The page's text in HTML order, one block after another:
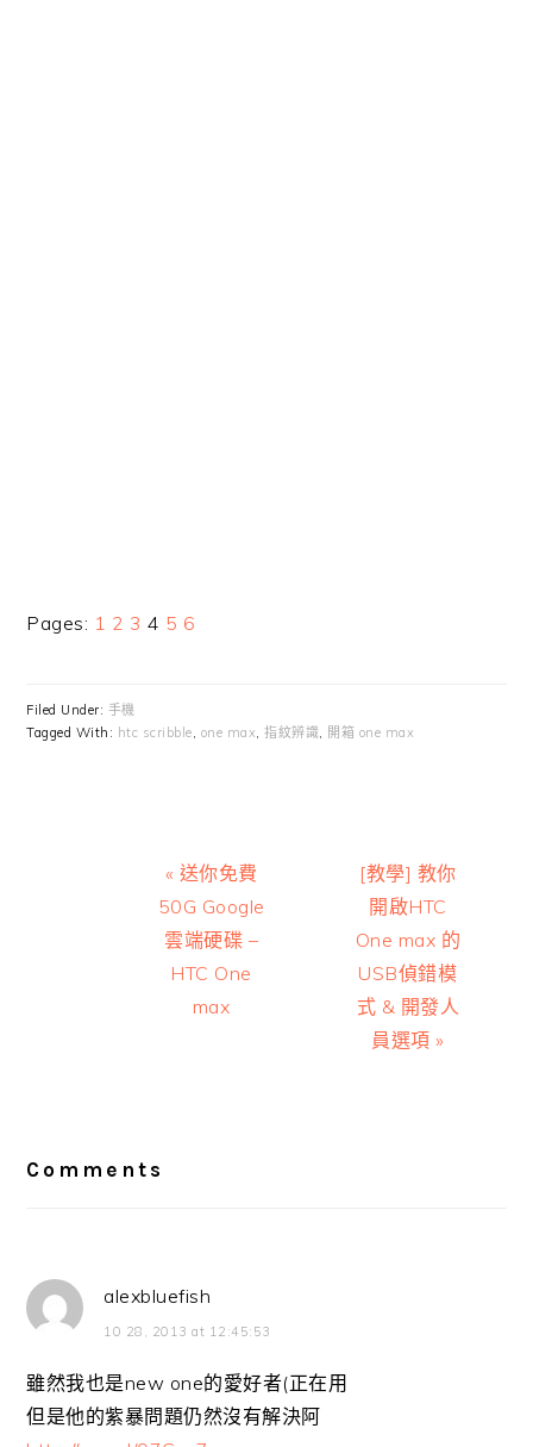
Pages: Page
1 Page
2 Page
3 Page
4 Page
5 Page
6
Filed Under: 手機
Tagged With: htc scribble, one max,指紋辨識, 開箱 one max
Previous
Post:
« 送你免費
50G Google
雲端硬碟 –
HTC One
max‎
Next
Post:
[教學] 教你
開啟HTC
One max 的
USB偵錯模
式 & 開發人
員選項 »
Comments
alexbluefish
10 28, 2013 at 12:45:53
雖然我也是new one的愛好者(正在用
但是他的紫暴問題仍然沒有解決阿